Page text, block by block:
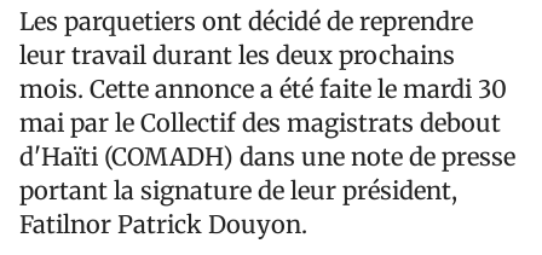
Les parquetiers ont décidé de reprendre
leur travail durant les deux prochains
mois. Cette annonce a été faite le mardi 30
mai par le Collectif des magistrats debout
d'Haïti (COMADH) dans une note de presse
portant la signature de leur président,
Fatilnor Patrick Douyon.